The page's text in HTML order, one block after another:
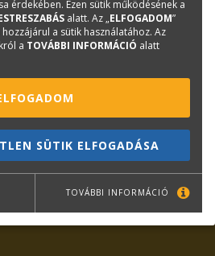
érdekében. Ezen sütik működésének a
alatt. Az „ELFOGADOM”
a sütik használatához. Az
a TOVÁBBI INFORMÁCIÓ alatt
SÜTIK ELFOGADÁSA
TOVÁBBI INFORMÁCIÓ